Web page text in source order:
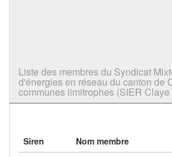
Liste des membres du Syndicat
d'énergies en réseau du canton de
communes limitrophes (SIER Claye
Siren Nom membre